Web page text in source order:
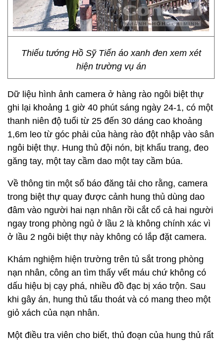
Thiếu tướng Hồ Sỹ Tiến áo xanh đen xem xét
hiện trường vụ án
Dữ liệu hình ảnh camera ở hàng rào ngôi biệt thự
ghi lại khoảng 1 giờ 40 phút sáng ngày 24-1, có một
thanh niên độ tuổi từ 25 đến 30 dáng cao khoảng
1,6m leo từ góc phải của hàng rào đột nhập vào sân
ngôi biệt thự. Hung thủ đội nón, bịt khẩu trang, đeo
găng tay, một tay cầm dao một tay cầm búa.
Về thông tin một số báo đăng tải cho rằng, camera
trong biệt thự quay được cảnh hung thủ dùng dao
đâm vào người hai nạn nhân rồi cắt cổ cả hai người
ngay trong phòng ngủ ở lầu 2 là không chính xác vì
ở lầu 2 ngôi biệt thự này không có lắp đặt camera.
Khám nghiệm hiện trường trên tủ sắt trong phòng
nạn nhân, công an tìm thấy vết máu chứ không có
dấu hiệu bị cạy phá, nhiều đồ đạc bị xáo trộn. Sau
khi gây án, hung thủ tẩu thoát và có mang theo một
giỏ xách của nạn nhân.
Một điều tra viên cho biết, thủ đoạn của hung thủ rất